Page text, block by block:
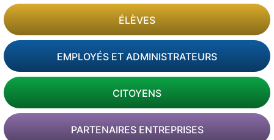
ÉLÈVES
EMPLOYÉS ET ADMINISTRATEURS
CITOYENS
PARTENAIRES ENTREPRISES